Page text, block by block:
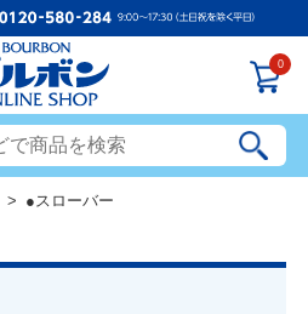
0
> ●スローバー